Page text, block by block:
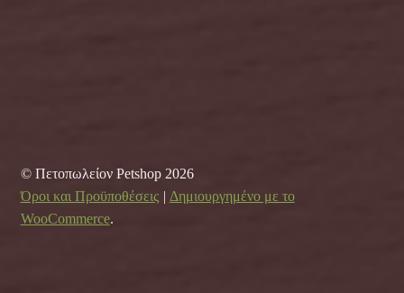
© Πετοπωλείον Petshop 2026
Όροι και Προϋποθέσεις
Δημιουργημένο με το
WooCommerce.